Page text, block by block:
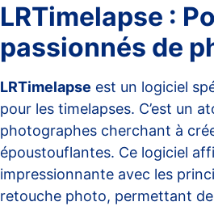
LRTimelapse :
passionnés de
LRTimelapse est un logiciel
pour les timelapses. C’est un
photographes cherchant à
époustouflantes. Ce logiciel
impressionnante avec les
retouche photo, permettant